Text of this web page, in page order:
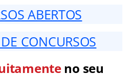
ABERTOS
CONCURSOS
no seu